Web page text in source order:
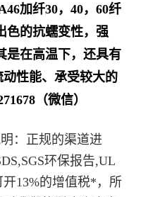
加纤30，40，60纤
色的抗蠕变性，强
是在高温下，还具有
性能、承受较大的
（微信）
：正规的渠道进
环保报告,UL
13%的增值税*，所